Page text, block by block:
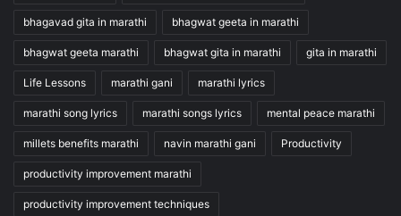
bhagavad gita in marathi bhagwat geeta in marathi
bhagwat geeta marathi bhagwat gita in marathi gita in marathi
Life Lessons marathi gani marathi lyrics
marathi song lyrics marathi songs lyrics mental peace marathi
millets benefits marathi navin marathi gani Productivity
productivity improvement marathi
productivity improvement techniques